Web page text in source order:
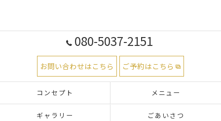
080-5037-2151
お問い合わせはこちら ご予約はこちら
コンセプト メニュー
ギャラリー ごあいさつ